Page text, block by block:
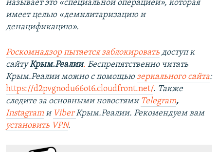
называет это «специальной операцией», которая
имеет целью «демилитаризацию и
денацификацию».
Роскомнадзор пытается заблокировать доступ к
сайтуКрым.Реалии. Беспрепятственно читать
Крым.Реалии можно с помощью зеркального сайта:
https://d2pvgnodu66ot6.cloudfront.net/. Также
следите за основными новостями Telegram,
Instagram и ViberКрым.Реалии. Рекомендуем вам
установить VPN.